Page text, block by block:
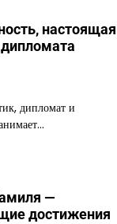
настоящая
дипломат и
—
достижения